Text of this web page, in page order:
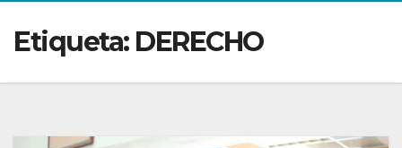
Etiqueta: DERECHO